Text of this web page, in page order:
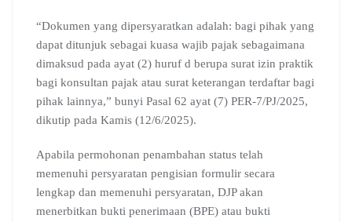
“Dokumen yang dipersyaratkan adalah: bagi pihak yang
dapat ditunjuk sebagai kuasa wajib pajak sebagaimana
dimaksud pada ayat (2) huruf d berupa surat izin praktik
bagi konsultan pajak atau surat keterangan terdaftar bagi
pihak lainnya,” bunyi Pasal 62 ayat (7) PER-7/PJ/2025,
dikutip pada Kamis (12/6/2025).
Apabila permohonan penambahan status telah
memenuhi persyaratan pengisian formulir secara
lengkap dan memenuhi persyaratan, DJP akan
menerbitkan bukti penerimaan (BPE) atau bukti